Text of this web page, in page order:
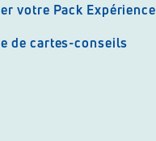
votre Pack Expérience
de cartes-conseils